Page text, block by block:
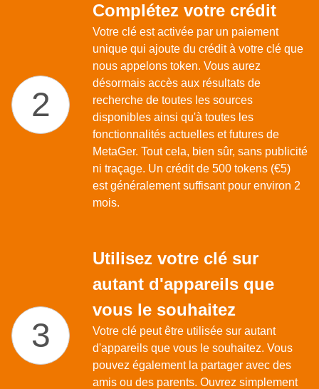
Complétez votre crédit
Votre clé est activée par un paiement
unique qui ajoute du crédit à votre clé que
nous appelons token. Vous aurez
désormais accès aux résultats de
recherche de toutes les sources
disponibles ainsi qu'à toutes les
fonctionnalités actuelles et futures de
MetaGer. Tout cela, bien sûr, sans publicité
ni traçage. Un crédit de 500 tokens (€5)
est généralement suffisant pour environ 2
mois.
Utilisez votre clé sur
autant d'appareils que
vous le souhaitez
Votre clé peut être utilisée sur autant
d'appareils que vous le souhaitez. Vous
pouvez également la partager avec des
amis ou des parents. Ouvrez simplement